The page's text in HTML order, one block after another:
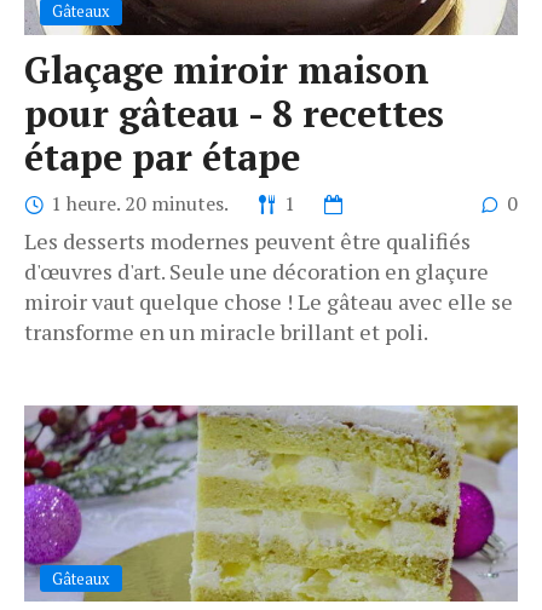
Gâteaux
Glaçage miroir maison
pour gâteau - 8 recettes
étape par étape
1 heure. 20 minutes. 1 0
Les desserts modernes peuvent être qualifiés
d'œuvres d'art. Seule une décoration en glaçure
miroir vaut quelque chose ! Le gâteau avec elle se
transforme en un miracle brillant et poli.
Gâteaux